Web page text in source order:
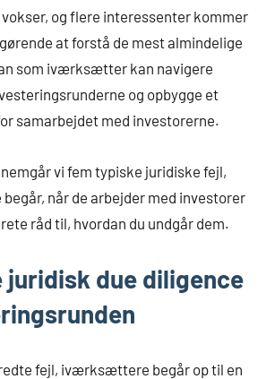
og flere interessenter kommer
at forstå de mest almindelige
som iværksætter kan navigere
og opbygge et
samarbejdet med investorerne.
vi fem typiske juridiske fejl,
når de arbejder med investorer
råd til, hvordan du undgår dem.
juridisk due diligence
fejl, iværksættere begår op til en